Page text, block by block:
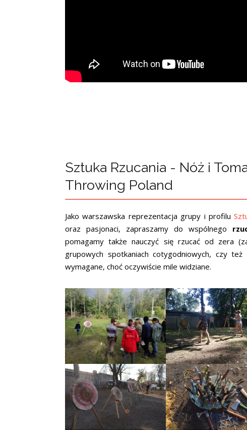
Sztuka Rzucania - Nóż i
Throwing Poland
Jako warszawska reprezentacja grupy i profilu
oraz pasjonaci, zapraszamy do wspólnego
pomagamy także nauczyć się rzucać od zera
grupowych spotkaniach cotygodniowych, czy
wymagane, choć oczywiście mile widziane.